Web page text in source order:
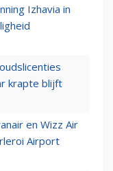
Izhavia in
krapte blijft
en Wizz Air
Airport